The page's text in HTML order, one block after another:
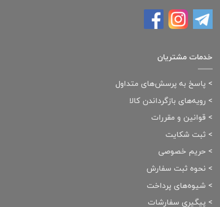
خدمات مشتریان
> پاسخ به پرسش‌های متداول
> رویه‌های بازگرداندن کالا
> قوانین و مقررات
> ثبت شکایت
> حریم خصوصی
> نحوه ثبت سفارش
> شیوه‌های پرداخت
> پیگیری سفارشات